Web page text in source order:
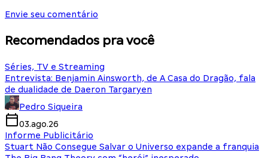
Envie seu comentário
Recomendados pra você
Séries, TV e Streaming
Entrevista: Benjamin Ainsworth, de A Casa do Dragão, fala
de dualidade de Daeron Targaryen
Pedro Siqueira
03.ago.26
Informe Publicitário
Stuart Não Consegue Salvar o Universo expande a franquia